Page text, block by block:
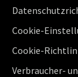
Cookie-
Cookie-
Verbraucher-